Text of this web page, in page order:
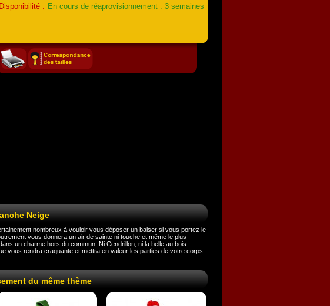
Disponibilité : En cours de réaprovisionnement : 3 semaines
Neige
nombreux à vouloir vous déposer un baiser si vous portez le
vous donnera un air de sainte ni touche et même le plus
un charme hors du commun. Ni Cendrillon, ni la belle au bois
vous rendra craquante et mettra en valeur les parties de votre corps
du même thème